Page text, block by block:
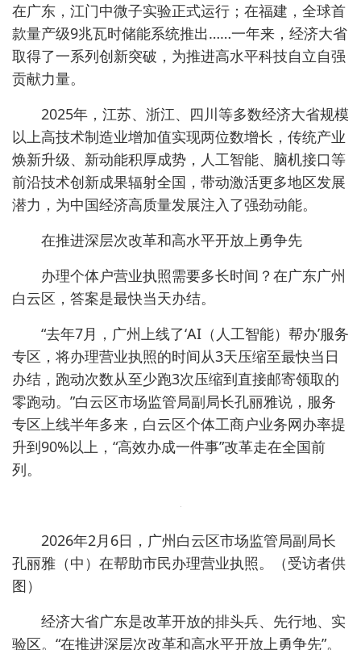
在广东，江门中微子实验正式运行；在福建，全球首
款量产级9兆瓦时储能系统推出……一年来，经济大省
取得了一系列创新突破，为推进高水平科技自立自强
贡献力量。
2025年，江苏、浙江、四川等多数经济大省规模
以上高技术制造业增加值实现两位数增长，传统产业
焕新升级、新动能积厚成势，人工智能、脑机接口等
前沿技术创新成果辐射全国，带动激活更多地区发展
潜力，为中国经济高质量发展注入了强劲动能。
在推进深层次改革和高水平开放上勇争先
办理个体户营业执照需要多长时间？在广东广州
白云区，答案是最快当天办结。
“去年7月，广州上线了‘AI（人工智能）帮办’服务
专区，将办理营业执照的时间从3天压缩至最快当日
办结，跑动次数从至少跑3次压缩到直接邮寄领取的
零跑动。”白云区市场监管局副局长孔丽雅说，服务
专区上线半年多来，白云区个体工商户业务网办率提
升到90%以上，“高效办成一件事”改革走在全国前
列。
2026年2月6日，广州白云区市场监管局副局长
孔丽雅（中）在帮助市民办理营业执照。（受访者供
图）
经济大省广东是改革开放的排头兵、先行地、实
验区。“在推进深层次改革和高水平开放上勇争先”。